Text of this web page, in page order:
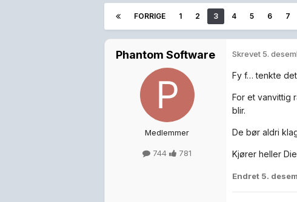
FORRIGE 1 2 3 4 5 6 7
Phantom Software
Medlemmer
744 781
Skrevet 5.
Fy f… tenkte
For et vanvittig
blir.
De bør aldri
Kjører heller
Endret 5.